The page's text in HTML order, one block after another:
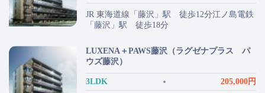
JR 東海道線「藤沢」駅 徒歩12分江ノ島電鉄
「藤沢」駅 徒歩18分
LUXENA＋PAWS藤沢（ラグゼナプラス パ
ウズ藤沢）
3LDK 205,000円